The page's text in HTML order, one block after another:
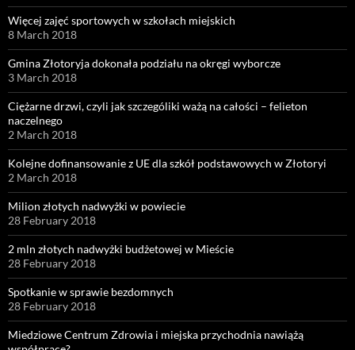
Więcej zajęć sportowych w szkołach miejskich
8 March 2018
Gmina Złotoryja dokonała podziału na okręgi wyborcze
3 March 2018
Ciężarne drzwi, czyli jak szczególiki ważą na całości – felieton
naczelnego
2 March 2018
Kolejne dofinansowanie z UE dla szkół podstawowych w Złotoryi
2 March 2018
Milion złotych nadwyżki w powiecie
28 February 2018
2 mln złotych nadwyżki budżetowej w Mieście
28 February 2018
Spotkanie w sprawie bezdomnych
28 February 2018
Miedziowe Centrum Zdrowia i miejska przychodnia nawiążą